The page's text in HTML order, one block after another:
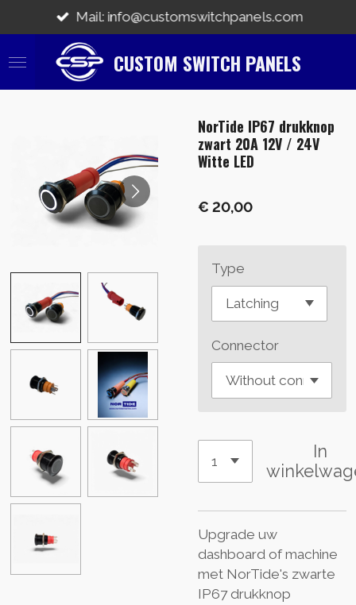
direct
naar
CUSTOM SWITCH PANELS
Mail: info@customswitchpanels.com
NorTide IP67 drukknop
zwart 20A 12V / 24V
Witte LED
€ 20,00
Type
Connector
In
Upgrade uw
dashboard of machine
met NorTide's zwarte
IP67 drukknop